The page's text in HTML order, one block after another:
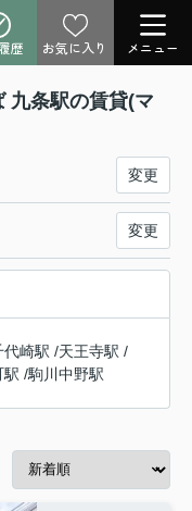
歴 お気に入り メニュー
九条駅の賃貸(マ
変更
変更
代崎駅 /天王寺駅 /
駅 /駒川中野駅